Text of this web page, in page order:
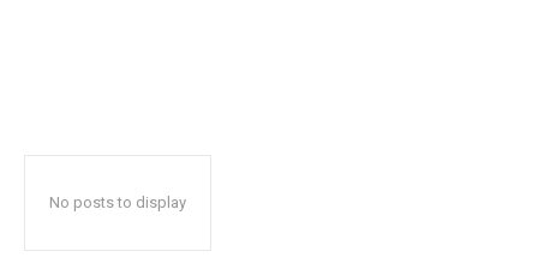
No posts to display